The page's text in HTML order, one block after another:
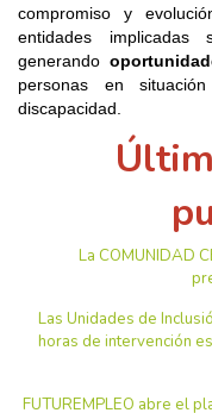
compromiso y
entidades
generando
personas en
discapacidad.
La COMUNIDAD
Las Unidades de
horas de intervención
FUTUREMPLEO abre el